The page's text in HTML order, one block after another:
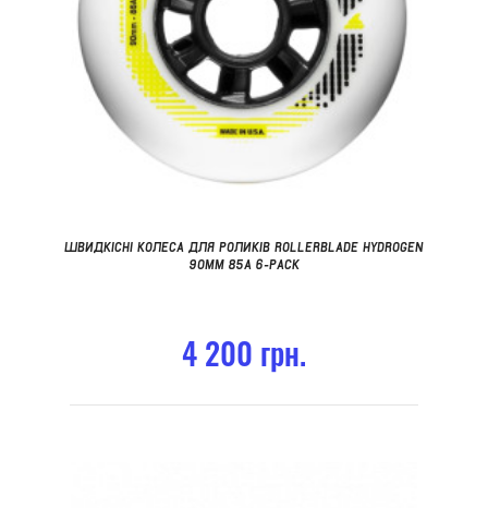
ШВИДКІСНІ КОЛЕСА ДЛЯ РОЛИКІВ ROLLERBLADE HYDROGEN
90MM 85A 6-PACK
4 200 грн.